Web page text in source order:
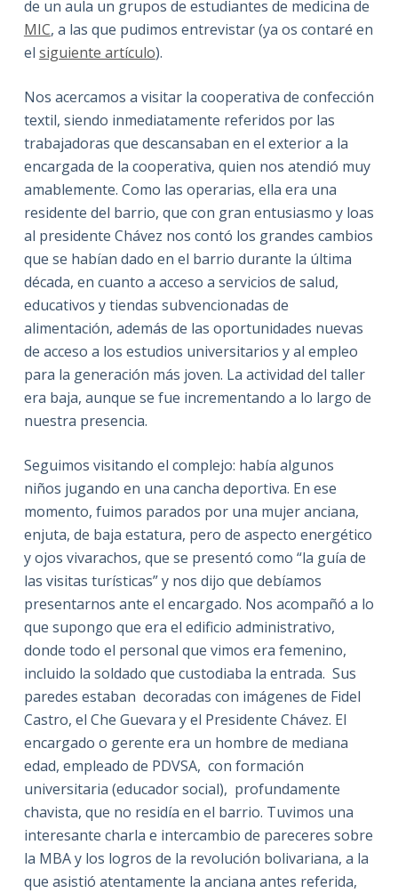
de un aula un grupos de estudiantes de medicina de
MIC, a las que pudimos entrevistar (ya os contaré en
el siguiente artículo).
Nos acercamos a visitar la cooperativa de confección
textil, siendo inmediatamente referidos por las
trabajadoras que descansaban en el exterior a la
encargada de la cooperativa, quien nos atendió muy
amablemente. Como las operarias, ella era una
residente del barrio, que con gran entusiasmo y loas
al presidente Chávez nos contó los grandes cambios
que se habían dado en el barrio durante la última
década, en cuanto a acceso a servicios de salud,
educativos y tiendas subvencionadas de
alimentación, además de las oportunidades nuevas
de acceso a los estudios universitarios y al empleo
para la generación más joven. La actividad del taller
era baja, aunque se fue incrementando a lo largo de
nuestra presencia.
Seguimos visitando el complejo: había algunos
niños jugando en una cancha deportiva. En ese
momento, fuimos parados por una mujer anciana,
enjuta, de baja estatura, pero de aspecto energético
y ojos vivarachos, que se presentó como “la guía de
las visitas turísticas” y nos dijo que debíamos
presentarnos ante el encargado. Nos acompañó a lo
que supongo que era el edificio administrativo,
donde todo el personal que vimos era femenino,
incluido la soldado que custodiaba la entrada. Sus
paredes estaban decoradas con imágenes de Fidel
Castro, el Che Guevara y el Presidente Chávez. El
encargado o gerente era un hombre de mediana
edad, empleado de PDVSA, con formación
universitaria (educador social), profundamente
chavista, que no residía en el barrio. Tuvimos una
interesante charla e intercambio de pareceres sobre
la MBA y los logros de la revolución bolivariana, a la
que asistió atentamente la anciana antes referida,